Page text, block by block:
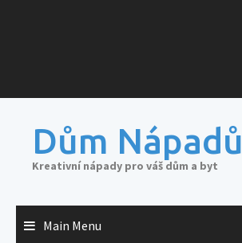
Dům Nápadů
Kreativní nápady pro váš dům a byt
Main Menu